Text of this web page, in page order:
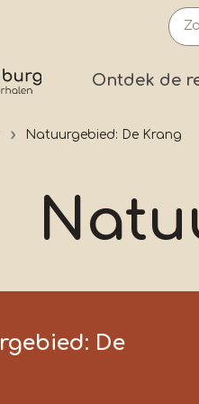
Ontdek de
Natuurgebied: De Krang
De